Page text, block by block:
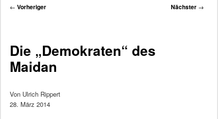
Beitragsnavigation
← Vorheriger Nächster →
Die „Demokraten“ des
Maidan
Von Ulrich Rippert
28. März 2014